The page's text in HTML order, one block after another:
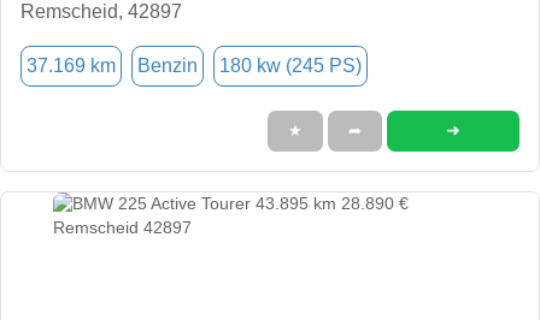
Remscheid, 42897
37.169 km Benzin 180 kw (245 PS)
★ ➦ ➜